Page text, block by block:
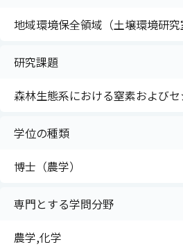
地域環境保全領域（土壌環境研
研究課題
森林生態系における窒素および
学位の種類
博士（農学）
専門とする学問分野
農学,化学